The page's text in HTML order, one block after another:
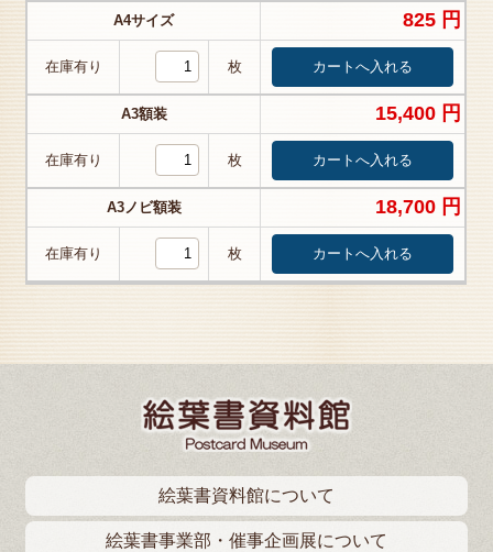
A4サイズ 825 円
在庫有り 枚
A3額装 15,400 円
在庫有り 枚
A3ノビ額装 18,700 円
在庫有り 枚
絵葉書資料館について
絵葉書事業部・催事企画展について